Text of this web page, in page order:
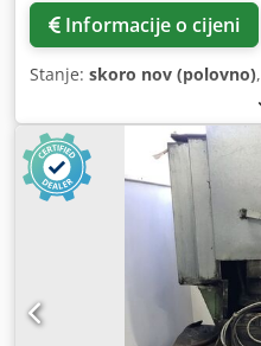
Informacije o cijeni
Stanje: skoro nov (polovno),